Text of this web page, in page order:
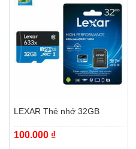
LEXAR Thẻ nhớ 32GB
100.000 ₫